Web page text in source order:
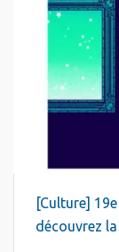
[Culture]
découvrez